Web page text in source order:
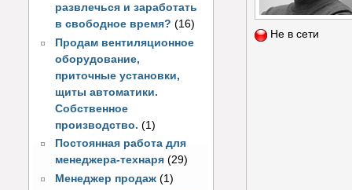
развлечься и заработать
в свободное время? (16)
Продам вентиляционное
оборудование,
приточные установки,
щиты автоматики.
Собственное
производство. (1)
Постоянная работа для
менеджера-технаря (29)
Менеджер продаж (1)
Не в сети